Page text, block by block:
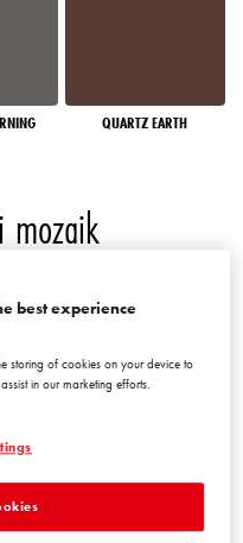
QUARTZ EARTH
mozaik
best experience
storing of cookies on your device to
in our marketing efforts.